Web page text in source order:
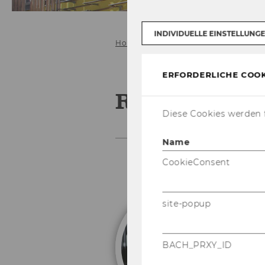
Home Abteilung Mitarbeiter/-
Ruby
INDIVIDUELLE
ERFORDERLICHE
Diese Cookies
Name
CookieConsent
site-popup
BACH_PRXY_ID